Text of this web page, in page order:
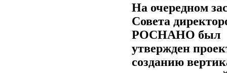
На очередном
Совета
РОСНАНО был
утвержден
созданию